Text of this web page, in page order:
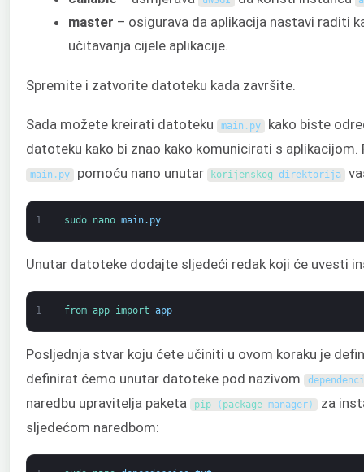
master – osigurava da aplikacija nastavi raditi
učitavanja cijele aplikacije.
Spremite i zatvorite datoteku kada završite.
Sada možete kreirati datoteku main . py kako biste
datoteku kako bi znao kako komunicirati s
main . py pomoću nano unutar korijenskog direktorija
1 sudo nano main. py
Unutar datoteke dodajte sljedeći redak koji će uvesti
1 from app import app
Posljednja stvar koju ćete učiniti u ovom koraku je
definirat ćemo unutar datoteke pod nazivom
naredbu upravitelja paketa pip ( package manager) za
sljedećom naredbom: